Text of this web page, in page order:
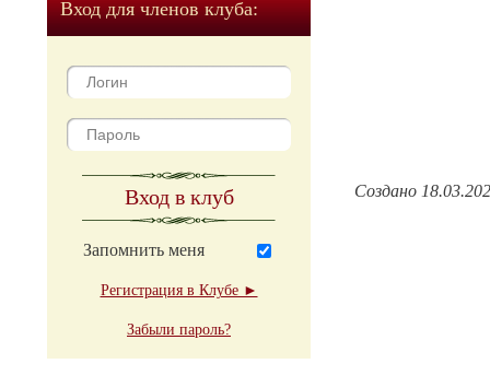
Вход для членов клуба:
Вход в клуб
Запомнить меня
Регистрация в Клубе ►
Забыли пароль?
Создано